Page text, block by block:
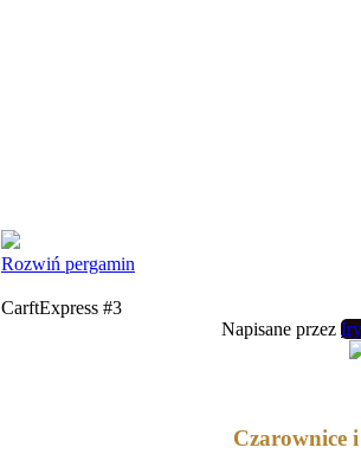
Rozwiń pergamin
CarftExpress #3
Napisane przez
Czarownice